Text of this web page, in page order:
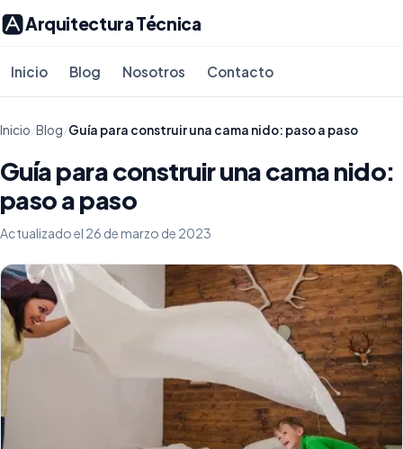
Arquitectura Técnica
Inicio Blog Nosotros Contacto
Inicio/Blog/Guía para construir una cama nido: paso a paso
Guía para construir una cama nido:
paso a paso
Actualizado el 26 de marzo de 2023